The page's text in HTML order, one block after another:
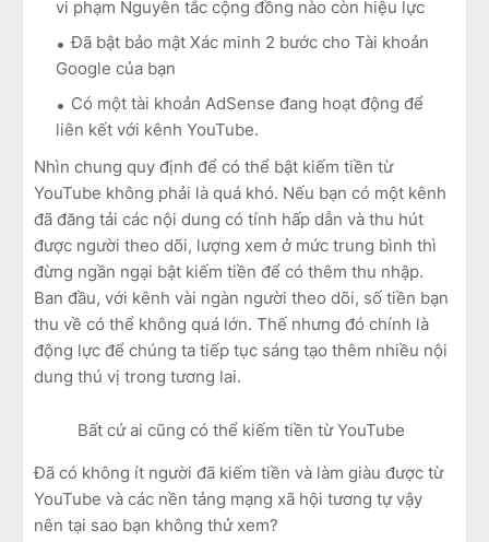
vi phạm Nguyên tắc cộng đồng nào còn hiệu lực
Đã bật bảo mật Xác minh 2 bước cho Tài khoản
Google của bạn
Có một tài khoản AdSense đang hoạt động để
liên kết với kênh YouTube.
Nhìn chung quy định để có thể bật kiếm tiền từ
YouTube không phải là quá khó. Nếu bạn có một kênh
đã đăng tải các nội dung có tính hấp dẫn và thu hút
được người theo dõi, lượng xem ở mức trung bình thì
đừng ngần ngại bật kiếm tiền để có thêm thu nhập.
Ban đầu, với kênh vài ngàn người theo dõi, số tiền bạn
thu về có thể không quá lớn. Thế nhưng đó chính là
động lực để chúng ta tiếp tục sáng tạo thêm nhiều nội
dung thú vị trong tương lai.
Bất cứ ai cũng có thể kiếm tiền từ YouTube
Đã có không ít người đã kiếm tiền và làm giàu được từ
YouTube và các nền tảng mạng xã hội tương tự vậy
nên tại sao bạn không thử xem?